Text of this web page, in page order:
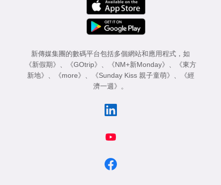
新傳媒集團的數碼平台包括多個網站和應用程式，如
《新假期》
《GOtrip》 《NM+新Monday》
《東方
新地》
《more》 《Sunday Kiss 親子童萌》
《經
濟一週》
。